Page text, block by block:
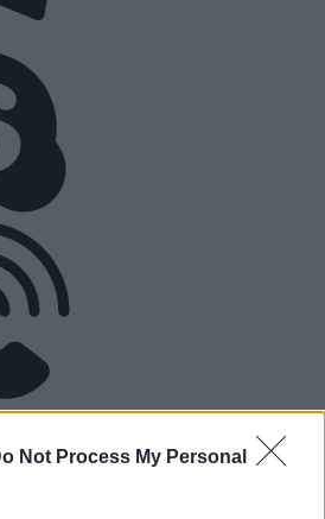
Not Process My Personal